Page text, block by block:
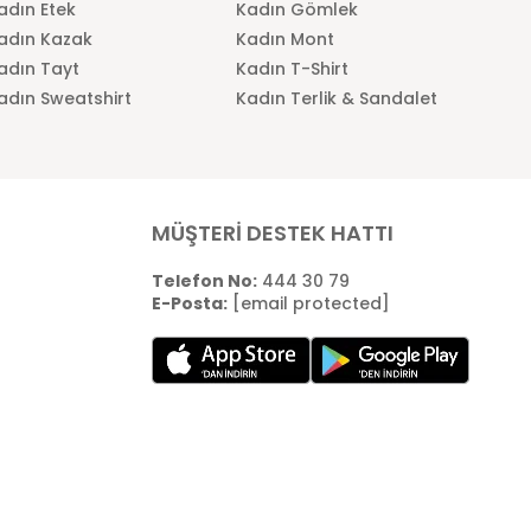
Etek
Kadın Gömlek
Kazak
Kadın Mont
Tayt
Kadın T-Shirt
Sweatshirt
Kadın Terlik & Sandalet
MÜŞTERİ DESTEK HATTI
Telefon No:444 30 79
E-Posta: [email protected]